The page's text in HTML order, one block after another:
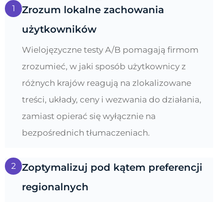
1
Zrozum lokalne zachowania
użytkowników
Wielojęzyczne testy A/B pomagają firmom
zrozumieć, w jaki sposób użytkownicy z
różnych krajów reagują na zlokalizowane
treści, układy, ceny i wezwania do działania,
zamiast opierać się wyłącznie na
bezpośrednich tłumaczeniach.
2
Zoptymalizuj pod kątem preferencji
regionalnych